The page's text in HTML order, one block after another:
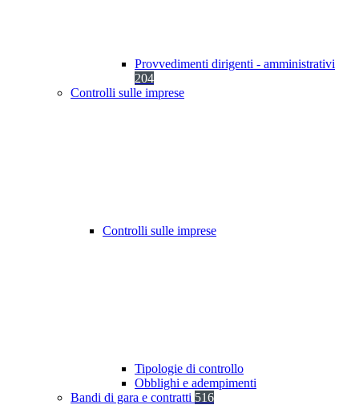
Provvedimenti dirigenti - amministrativi
204
Controlli sulle imprese
Controlli sulle imprese
Tipologie di controllo
Obblighi e adempimenti
Bandi di gara e contratti 516